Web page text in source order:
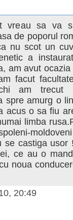
vreau sa va
de poporul
nu scot un
a
am avut
facut
am trecut
spre amurg o
acus o sa fiu
limba
castiga usor
ce au o
noua
20:49